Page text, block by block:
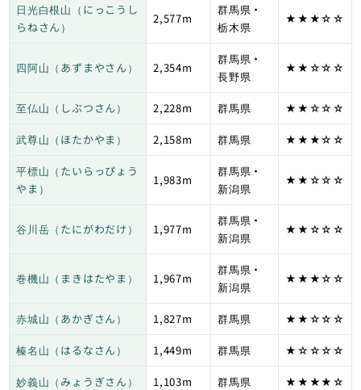
日光白根山（にっこうし
らねさん）
2,577m
群馬県・
栃木県
★★★☆☆
四阿山（あずまやさん） 2,354m
群馬県・
長野県
★★☆☆☆
至仏山（しぶつさん） 2,228m 群馬県 ★★☆☆☆
武尊山（ほたかやま） 2,158m 群馬県 ★★★☆☆
平標山（たいらっぴょう
やま）
1,983m
群馬県・
新潟県
★★☆☆☆
谷川岳（たにがわだけ） 1,977m
群馬県・
新潟県
★★☆☆☆
巻機山（まきはたやま） 1,967m
群馬県・
新潟県
★★★☆☆
赤城山（あかぎさん） 1,827m 群馬県 ★★☆☆☆
榛名山（はるなさん） 1,449m 群馬県 ★☆☆☆☆
妙義山（みょうぎさん） 1,103m 群馬県 ★★★★☆